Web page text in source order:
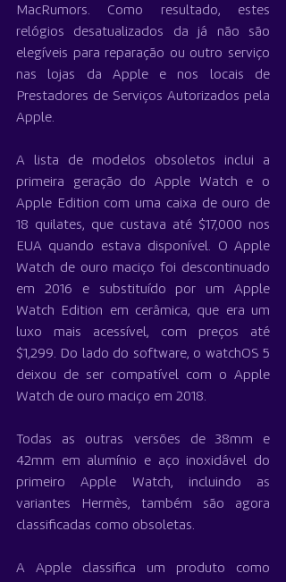
MacRumors. Como resultado, estes
relógios desatualizados da já não são
elegíveis para reparação ou outro serviço
nas lojas da Apple e nos locais de
Prestadores de Serviços Autorizados pela
Apple.
A lista de modelos obsoletos inclui a
primeira geração do Apple Watch e o
Apple Edition com uma caixa de ouro de
18 quilates, que custava até $17,000 nos
EUA quando estava disponível. O Apple
Watch de ouro maciço foi descontinuado
em 2016 e substituído por um Apple
Watch Edition em cerâmica, que era um
luxo mais acessível, com preços até
$1,299. Do lado do software, o watchOS 5
deixou de ser compatível com o Apple
Watch de ouro maciço em 2018.
Todas as outras versões de 38mm e
42mm em alumínio e aço inoxidável do
primeiro Apple Watch, incluindo as
variantes Hermès, também são agora
classificadas como obsoletas.
A Apple classifica um produto como